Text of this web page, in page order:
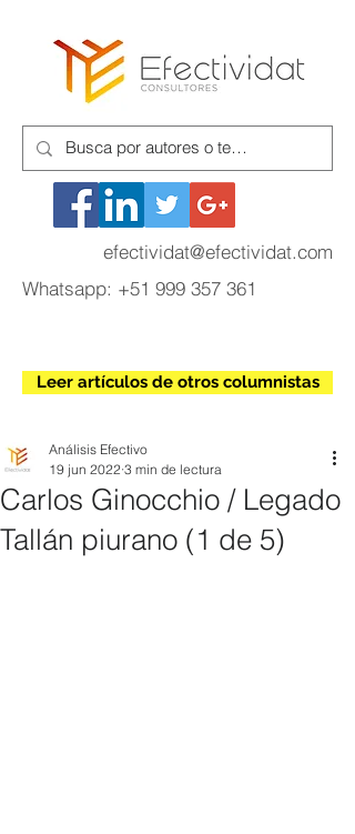
efectividat@efectividat.com
Whatsapp: +51 999 357 361
Leer artículos de otros columnistas
Carlos Ginocchio / Legado
Tallán piurano (1 de 5)
Análisis Efectivo
19 jun 2022 3 min de lectura